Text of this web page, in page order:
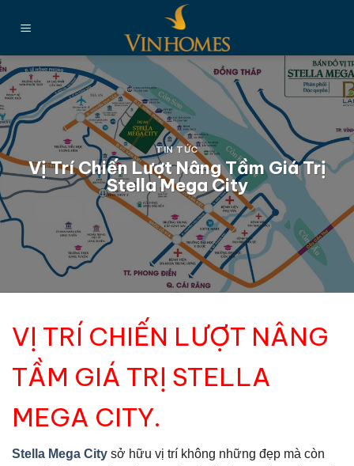
đến
dung
TIN TỨC
Vị Trí Chiến Lượt Nâng Tầm Giá Trị
Stella Mega City
VỊ TRÍ CHIẾN LƯỢT NÂNG
TẦM GIÁ TRỊ STELLA
MEGA CITY.
Stella Mega City sở hữu vị trí không những đẹp mà còn